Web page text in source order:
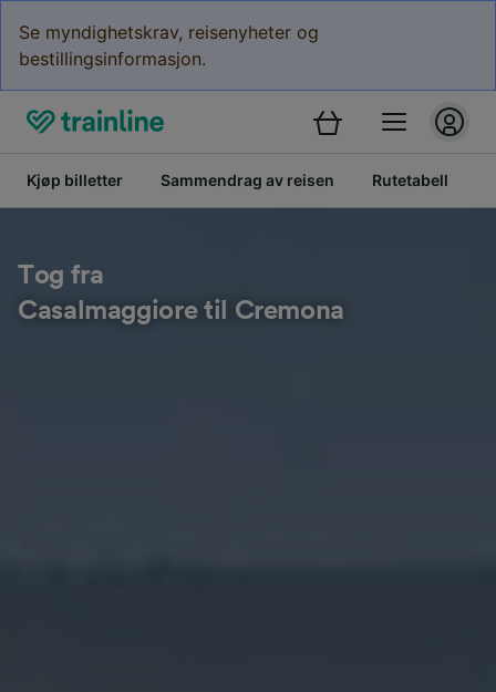
Se myndighetskrav, reisenyheter og
bestillingsinformasjon.
Kjøp billetter Sammendrag av reisen Rutetabell
Tog fra
Casalmaggiore til Cremona